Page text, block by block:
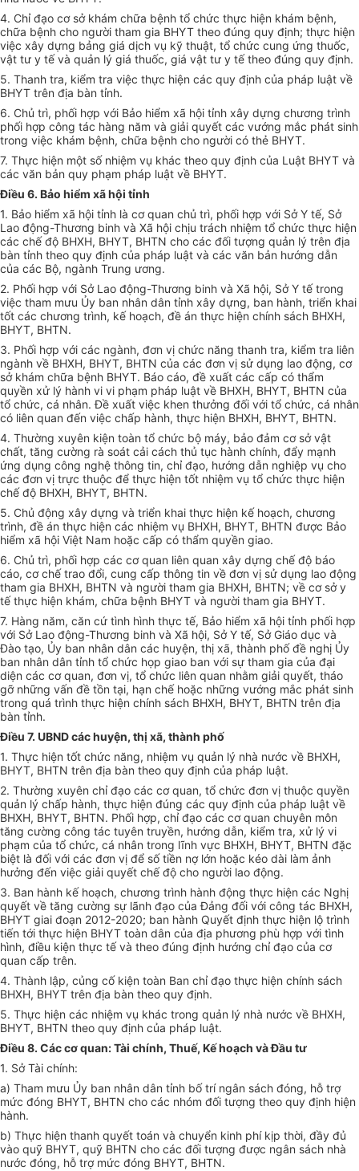
4. Chỉ đạo cơ sở khám chữa bệnh tổ chức thực hiện khám bệnh,
chữa bệnh cho người tham gia BHYT theo đúng quy định; thực hiện
việc xây dựng bảng giá dịch vụ kỹ thuật, tổ chức cung ứng thuốc,
vật tư y tế và quản lý giá thuốc, giá vật tư y tế theo đúng quy định.
5. Thanh tra, kiểm tra việc thực hiện các quy định của pháp luật về
BHYT trên địa bàn tỉnh.
6. Chủ trì, phối hợp với Bảo hiểm xã hội tỉnh xây dựng chương trình
phối hợp công tác hàng năm và giải quyết các vướng mắc phát sinh
trong việc khám bệnh, chữa bệnh cho người có thẻ BHYT.
7. Thực hiện một số nhiệm vụ khác theo quy định của Luật BHYT và
các văn bản quy phạm pháp luật về BHYT.
Điều 6. Bảo hiểm xã hội tỉnh
1. Bảo hiểm xã hội tỉnh là cơ quan chủ trì, phối hợp với Sở Y tế, Sở
Lao động-Thương binh và Xã hội chịu trách nhiệm tổ chức thực hiện
các chế độ BHXH, BHYT, BHTN cho các đối tượng quản lý trên địa
bàn tỉnh theo quy định của pháp luật và các văn bản hướng dẫn
của các Bộ, ngành Trung ương.
2. Phối hợp với Sở Lao động-Thương binh và Xã hội, Sở Y tế trong
việc tham mưu Ủy ban nhân dân tỉnh xây dựng, ban hành, triển khai
tốt các chương trình, kế hoạch, đề án thực hiện chính sách BHXH,
BHYT, BHTN.
3. Phối hợp với các ngành, đơn vị chức năng thanh tra, kiểm tra liên
ngành về BHXH, BHYT, BHTN của các đơn vị sử dụng lao động, cơ
sở khám chữa bệnh BHYT. Báo cáo, đề xuất các cấp có thẩm
quyền xử lý hành vi vi phạm pháp luật về BHXH, BHYT, BHTN của
tổ chức, cá nhân. Đề xuất việc khen thưởng đối với tổ chức, cá nhân
có liên quan đến việc chấp hành, thực hiện BHXH, BHYT, BHTN.
4. Thường xuyên kiện toàn tổ chức bộ máy, bảo đảm cơ sở vật
chất, tăng cường rà soát cải cách thủ tục hành chính, đẩy mạnh
ứng dụng công nghệ thông tin, chỉ đạo, hướng dẫn nghiệp vụ cho
các đơn vị trực thuộc để thực hiện tốt nhiệm vụ tổ chức thực hiện
chế độ BHXH, BHYT, BHTN.
5. Chủ động xây dựng và triển khai thực hiện kế hoạch, chương
trình, đề án thực hiện các nhiệm vụ BHXH, BHYT, BHTN được Bảo
hiểm xã hội Việt Nam hoặc cấp có thẩm quyền giao.
6. Chủ trì, phối hợp các cơ quan liên quan xây dựng chế độ báo
cáo, cơ chế trao đổi, cung cấp thông tin về đơn vị sử dụng lao động
tham gia BHXH, BHTN và người tham gia BHXH, BHTN; về cơ sở y
tế thực hiện khám, chữa bệnh BHYT và người tham gia BHYT.
7. Hàng năm, căn cứ tình hình thực tế, Bảo hiểm xã hội tỉnh phối hợp
với Sở Lao động-Thương binh và Xã hội, Sở Y tế, Sở Giáo dục và
Đào tạo, Ủy ban nhân dân các huyện, thị xã, thành phố đề nghị Ủy
ban nhân dân tỉnh tổ chức họp giao ban với sự tham gia của đại
diện các cơ quan, đơn vị, tổ chức liên quan nhằm giải quyết, tháo
gỡ những vấn đề tồn tại, hạn chế hoặc những vướng mắc phát sinh
trong quá trình thực hiện chính sách BHXH, BHYT, BHTN trên địa
bàn tỉnh.
Điều 7. UBND các huyện, thị xã, thành phố
1. Thực hiện tốt chức năng, nhiệm vụ quản lý nhà nước về BHXH,
BHYT, BHTN trên địa bàn theo quy định của pháp luật.
2. Thường xuyên chỉ đạo các cơ quan, tổ chức đơn vị thuộc quyền
quản lý chấp hành, thực hiện đúng các quy định của pháp luật về
BHXH, BHYT, BHTN. Phối hợp, chỉ đạo các cơ quan chuyên môn
tăng cường công tác tuyên truyền, hướng dẫn, kiểm tra, xử lý vi
phạm của tổ chức, cá nhân trong lĩnh vực BHXH, BHYT, BHTN đặc
biệt là đối với các đơn vị để số tiền nợ lớn hoặc kéo dài làm ảnh
hưởng đến việc giải quyết chế độ cho người lao động.
3. Ban hành kế hoạch, chương trình hành động thực hiện các Nghị
quyết về tăng cường sự lãnh đạo của Đảng đối với công tác BHXH,
BHYT giai đoạn 2012-2020; ban hành Quyết định thực hiện lộ trình
tiến tới thực hiện BHYT toàn dân của địa phương phù hợp với tình
hình, điều kiện thực tế và theo đúng định hướng chỉ đạo của cơ
quan cấp trên.
4. Thành lập, củng cố kiện toàn Ban chỉ đạo thực hiện chính sách
BHXH, BHYT trên địa bàn theo quy định.
5. Thực hiện các nhiệm vụ khác trong quản lý nhà nước về BHXH,
BHYT, BHTN theo quy định của pháp luật.
Điều 8. Các cơ quan: Tài chính, Thuế, Kế hoạch và Đầu tư
1. Sở Tài chính:
a) Tham mưu Ủy ban nhân dân tỉnh bố trí ngân sách đóng, hỗ trợ
mức đóng BHYT, BHTN cho các nhóm đối tượng theo quy định hiện
hành.
b) Thực hiện thanh quyết toán và chuyển kinh phí kịp thời, đầy đủ
vào quỹ BHYT, quỹ BHTN cho các đối tượng được ngân sách nhà
nước đóng, hỗ trợ mức đóng BHYT, BHTN.